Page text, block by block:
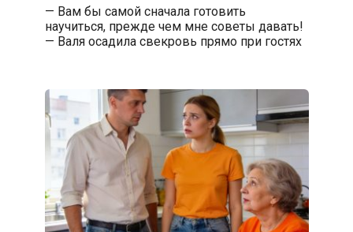
— Вам бы самой сначала готовить
научиться, прежде чем мне советы давать!
— Валя осадила свекровь прямо при гостях